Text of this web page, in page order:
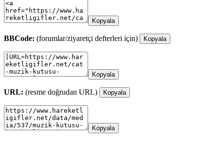
Kopyala
BBCode: (forumlar/ziyaretçi defterleri için) Kopyala
Kopyala
URL: (resme doğrudan URL) Kopyala
Kopyala